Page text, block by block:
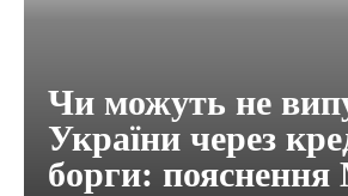
Чи можуть не
України через
борги: